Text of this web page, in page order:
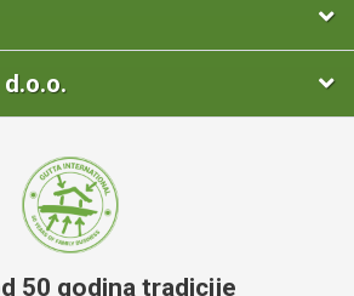
50 godina tradicije